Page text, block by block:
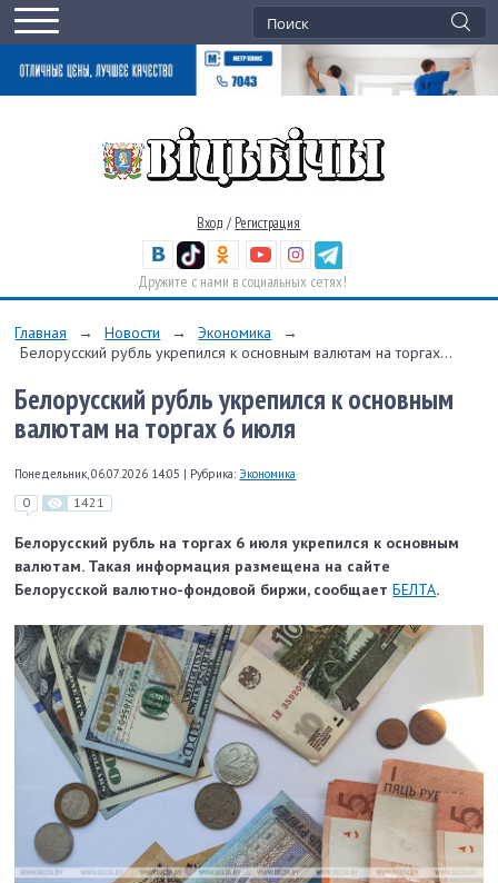
Вход / Регистрация
Дружите с нами в социальных сетях!
Главная → Новости → Экономика
→
Белорусский рубль укрепился к основным валютам на торгах...
Белорусский рубль укрепился к основным
валютам на торгах 6 июля
Понедельник, 06.07.2026 14:05 | Рубрика: Экономика
0 1421
Белорусский рубль на торгах 6 июля укрепился к основным
валютам. Такая информация размещена на сайте
Белорусской валютно-фондовой биржи, сообщаетБЕЛТА.